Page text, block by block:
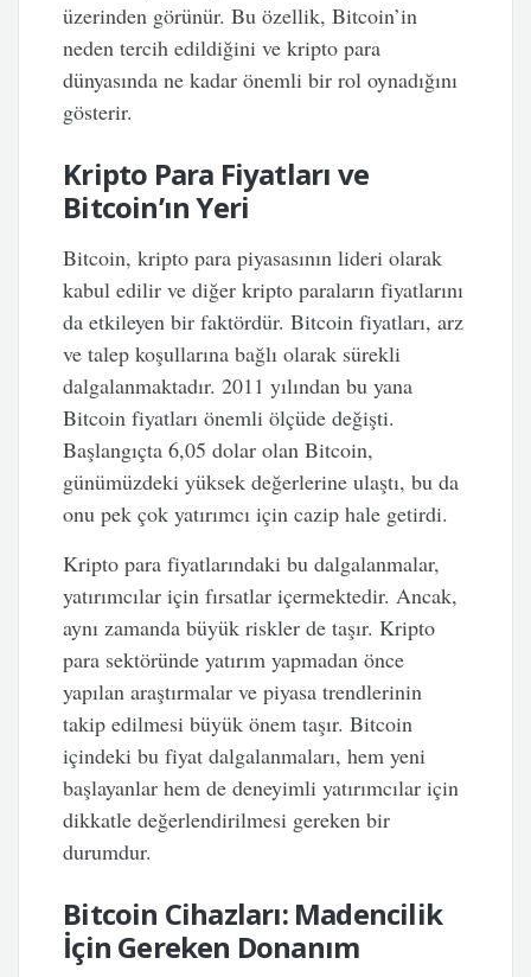
üzerinden görünür. Bu özellik, Bitcoin’in
neden tercih edildiğini ve kripto para
dünyasında ne kadar önemli bir rol oynadığını
gösterir.
Kripto Para Fiyatları ve
Bitcoin’ın Yeri
Bitcoin, kripto para piyasasının lideri olarak
kabul edilir ve diğer kripto paraların fiyatlarını
da etkileyen bir faktördür. Bitcoin fiyatları, arz
ve talep koşullarına bağlı olarak sürekli
dalgalanmaktadır. 2011 yılından bu yana
Bitcoin fiyatları önemli ölçüde değişti.
Başlangıçta 6,05 dolar olan Bitcoin,
günümüzdeki yüksek değerlerine ulaştı, bu da
onu pek çok yatırımcı için cazip hale getirdi.
Kripto para fiyatlarındaki bu dalgalanmalar,
yatırımcılar için fırsatlar içermektedir. Ancak,
aynı zamanda büyük riskler de taşır. Kripto
para sektöründe yatırım yapmadan önce
yapılan araştırmalar ve piyasa trendlerinin
takip edilmesi büyük önem taşır. Bitcoin
içindeki bu fiyat dalgalanmaları, hem yeni
başlayanlar hem de deneyimli yatırımcılar için
dikkatle değerlendirilmesi gereken bir
durumdur.
Bitcoin Cihazları: Madencilik
İçin Gereken Donanım